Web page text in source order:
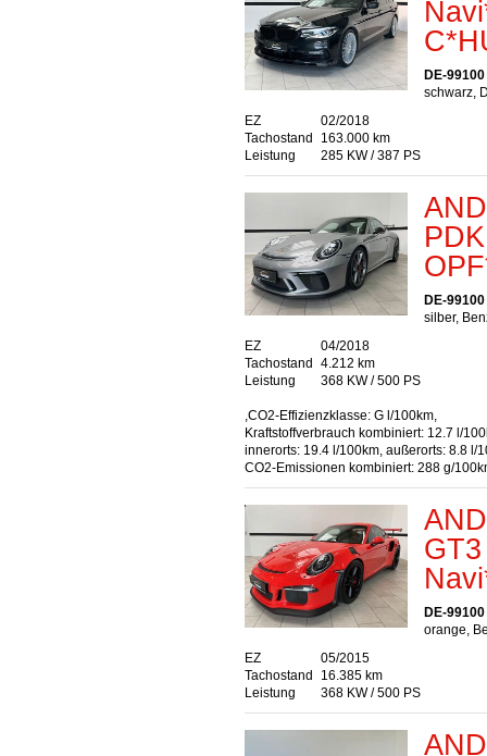
DE-
schwarz,
EZ
02/2018
Tachostand
163.000 km
Leistung
285 KW / 387 PS
DE-
silber,
EZ
04/2018
Tachostand
4.212 km
Leistung
368 KW / 500 PS
,CO2-Effizienzklasse: G l/100km,
Kraftstoffverbrauch kombiniert: 12.7 l/
innerorts: 19.4 l/100km, außerorts: 8.8 l/
CO2-Emissionen kombiniert: 288 g/
DE-
orange,
EZ
05/2015
Tachostand
16.385 km
Leistung
368 KW / 500 PS